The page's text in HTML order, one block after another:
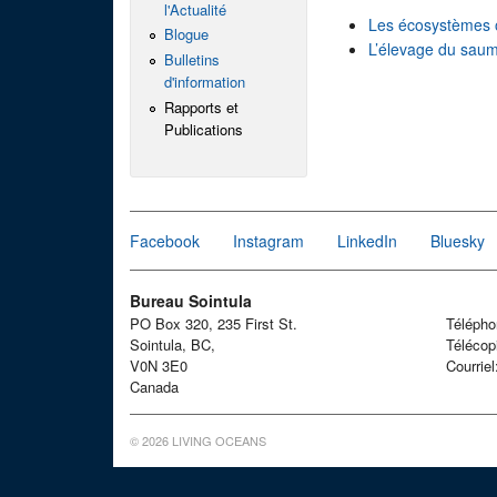
Les écosystèmes
L’élevage du
l'Actualité
Blogue
Bulletins
d'information
Rapports et
Publications
Facebook Instagram LinkedIn Bluesky
Bureau Sointula
PO Box 320, 235 First St.
Sointula, BC,
V0N 3E0
Canada
Courriel:
© 2026 LIVING OCEANS